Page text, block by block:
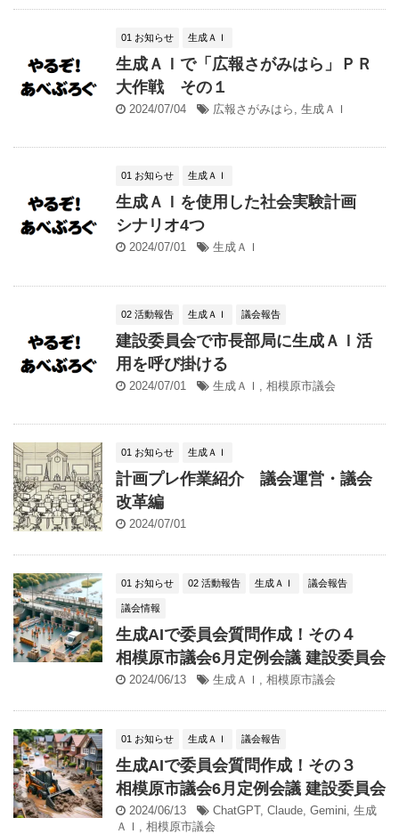
01 お知らせ 生成ＡＩ
生成ＡＩで「広報さがみはら」ＰＲ
大作戦 その１
2024/07/04 広報さがみはら 生成ＡＩ
01 お知らせ 生成ＡＩ
生成ＡＩを使用した社会実験計画
シナリオ4つ
2024/07/01 生成ＡＩ
02 活動報告 生成ＡＩ 議会報告
建設委員会で市長部局に生成ＡＩ活
用を呼び掛ける
2024/07/01 生成ＡＩ 相模原市議会
01 お知らせ 生成ＡＩ
計画プレ作業紹介 議会運営・議会
改革編
2024/07/01
01 お知らせ 02 活動報告 生成ＡＩ 議会報告
議会情報
生成AIで委員会質問作成！その４
相模原市議会6月定例会議 建設委員会
2024/06/13 生成ＡＩ , 相模原市議会
01 お知らせ 生成ＡＩ 議会報告
生成AIで委員会質問作成！その３
相模原市議会6月定例会議 建設委員会
2024/06/13 ChatGPT, Claude, Gemini, 生成
ＡＩ , 相模原市議会